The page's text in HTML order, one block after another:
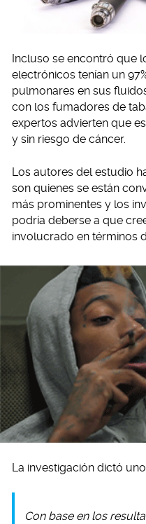
Incluso se encontró que
electrónicos tenían un
pulmonares en sus
con los fumadores de
expertos advierten que
y sin riesgo de cáncer.
Los autores del estudio
son quienes se están
más prominentes y los
podría deberse a que
involucrado en términos
La investigación dictó
Con base en los